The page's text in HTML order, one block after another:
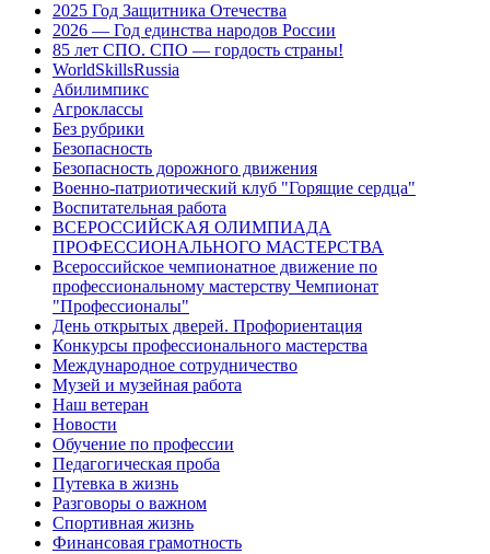
2025 Год Защитника Отечества
2026 — Год единства народов России
85 лет СПО. СПО — гордость страны!
WorldSkillsRussia
Абилимпикс
Агроклассы
Без рубрики
Безопасность
Безопасность дорожного движения
Военно-патриотический клуб "Горящие сердца"
Воспитательная работа
ВСЕРОССИЙСКАЯ ОЛИМПИАДА
ПРОФЕССИОНАЛЬНОГО МАСТЕРСТВА
Всероссийское чемпионатное движение по
профессиональному мастерству Чемпионат
"Профессионалы"
День открытых дверей. Профориентация
Конкурсы профессионального мастерства
Международное сотрудничество
Музей и музейная работа
Наш ветеран
Новости
Обучение по профессии
Педагогическая проба
Путевка в жизнь
Разговоры о важном
Спортивная жизнь
Финансовая грамотность